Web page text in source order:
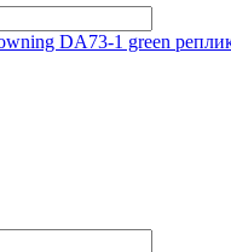
DA73-1 green